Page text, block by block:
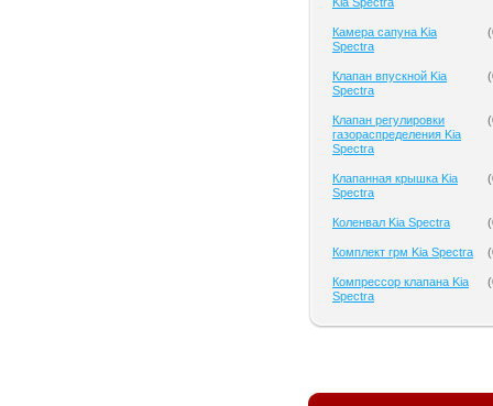
Камера сапуна Kia
Spectra
(
Клапан впускной Kia
Spectra
(
Клапан регулировки
газораспределения Kia
Spectra
(
Клапанная крышка Kia
Spectra
(
Коленвал Kia Spectra (
Комплект грм Kia Spectra (
Компрессор клапана Kia
Spectra
(